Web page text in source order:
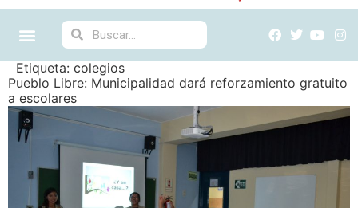
Etiqueta: colegios
Pueblo Libre: Municipalidad dará reforzamiento gratuito
a escolares